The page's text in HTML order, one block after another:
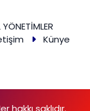
YÖNETİMLER
Künye
hakkı saklıdır.